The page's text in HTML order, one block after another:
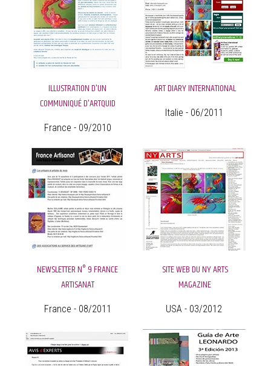
ILLUSTRATION D'UN
COMMUNIQUÉ D'ARTQUID
France - 09/2010
ART DIARY INTERNATIONAL
Italie - 06/2011
NEWSLETTER N° 9 FRANCE
ARTISANAT
France - 08/2011
SITE WEB DU NY ARTS
MAGAZINE
USA - 03/2012